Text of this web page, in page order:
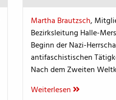
Martha Brautzsch,
Bezirksleitung Halle-
Beginn der Nazi-
antifaschistischen
Nach dem Zweiten
Weiterlesen